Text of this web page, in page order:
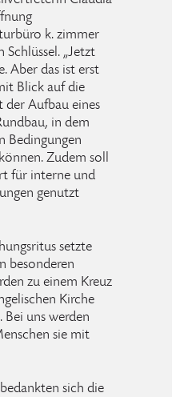
k. zimmer
„Jetzt
Aber das ist erst
Blick auf die
der Aufbau eines
in dem
Bedingungen
Zudem soll
für interne und
genutzt
setzte
besonderen
zu einem Kreuz
Kirche
uns werden
sie mit
sich die